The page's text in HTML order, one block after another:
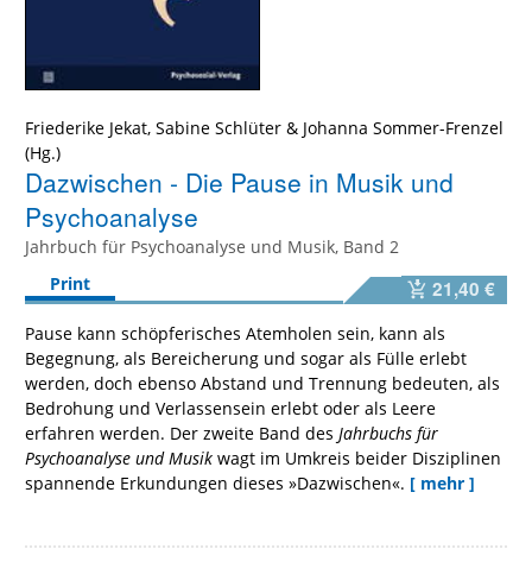
Friederike Jekat, Sabine Schlüter & Johanna Sommer-Frenzel
Dazwischen - Die Pause in Musik und
Psychoanalyse
Jahrbuch für Psychoanalyse und Musik, Band 2
Print
21,40 €
Pause kann schöpferisches Atemholen sein, kann als
Begegnung, als Bereicherung und sogar als Fülle erlebt
werden, doch ebenso Abstand und Trennung bedeuten, als
Bedrohung und Verlassensein erlebt oder als Leere
erfahren werden. Der zweite Band des Jahrbuchs für
Psychoanalyse und Musik wagt im Umkreis beider Disziplinen
spannende Erkundungen dieses »Dazwischen«. [ mehr ]